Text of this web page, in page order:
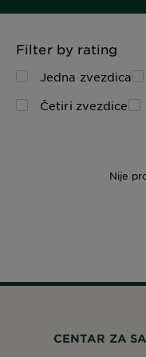
Filter by rating
Jedna zvezdica
Četiri zvezdice
Nije
CENTAR ZA